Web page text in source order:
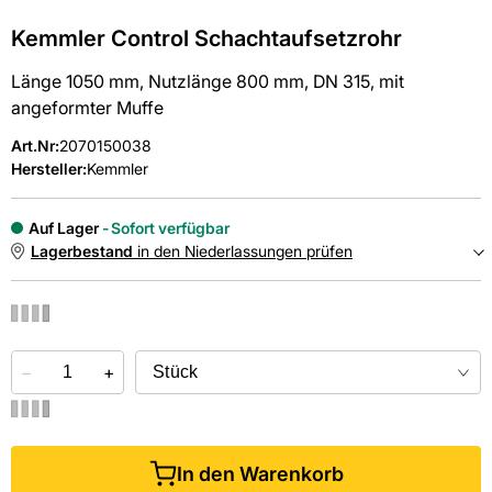
Kemmler Control Schachtaufsetzrohr
Länge 1050 mm, Nutzlänge 800 mm, DN 315, mit
angeformter Muffe
Art.Nr:2070150038
Hersteller:Kemmler
Auf Lager
Sofort verfügbar
Lagerbestand in den Niederlassungen prüfen
Online kaufen &kostenlos
− +
In den Warenkorb